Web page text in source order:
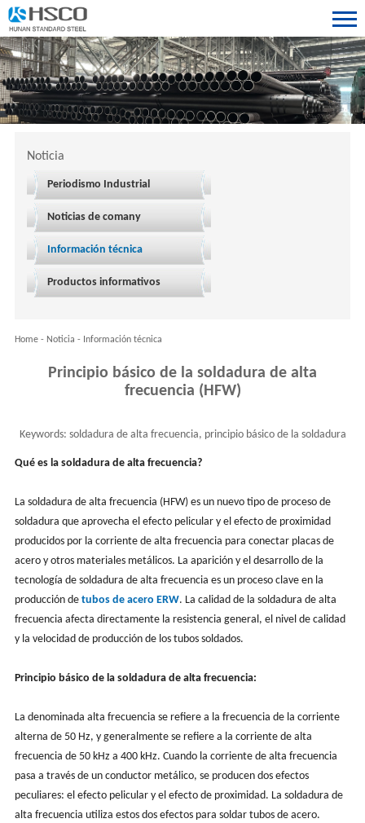
Noticia
Periodismo Industrial
Noticias de comany
Información técnica
Productos informativos
Home- Noticia - Información técnica
Principio básico de la soldadura de alta
frecuencia (HFW)
Keywords: soldadura de alta frecuencia, principio básico de la soldadura
de alta frecuencia, tubería hfw
Qué es la soldadura de alta frecuencia?
La soldadura de alta frecuencia (HFW) es un nuevo tipo de proceso de
soldadura que aprovecha el efecto pelicular y el efecto de proximidad
producidos por la corriente de alta frecuencia para conectar placas de
acero y otros materiales metálicos. La aparición y el desarrollo de la
tecnología de soldadura de alta frecuencia es un proceso clave en la
producción de tubos de acero ERW. La calidad de la soldadura de alta
frecuencia afecta directamente la resistencia general, el nivel de calidad
y la velocidad de producción de los tubos soldados.
Principio básico de la soldadura de alta frecuencia:
La denominada alta frecuencia se refiere a la frecuencia de la corriente
alterna de 50 Hz, y generalmente se refiere a la corriente de alta
frecuencia de 50 kHz a 400 kHz. Cuando la corriente de alta frecuencia
pasa a través de un conductor metálico, se producen dos efectos
peculiares: el efecto pelicular y el efecto de proximidad. La soldadura de
alta frecuencia utiliza estos dos efectos para soldar tubos de acero.